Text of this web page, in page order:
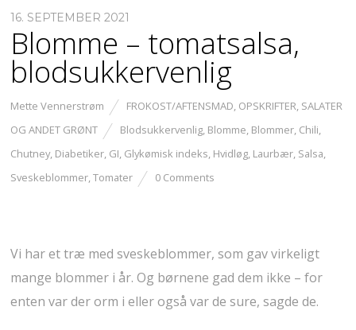
16. SEPTEMBER 2021
Blomme – tomatsalsa,
blodsukkervenlig
Mette Vennerstrøm FROKOST/AFTENSMAD, OPSKRIFTER, SALATER
OG ANDET GRØNT
Blodsukkervenlig, Blomme, Blommer, Chili,
Chutney, Diabetiker, GI, Glykømisk indeks, Hvidløg, Laurbær, Salsa,
Sveskeblommer,Tomater 0 Comments
Vi har et træ med sveskeblommer, som gav virkeligt
mange blommer i år. Og børnene gad dem ikke – for
enten var der orm i eller også var de sure, sagde de.